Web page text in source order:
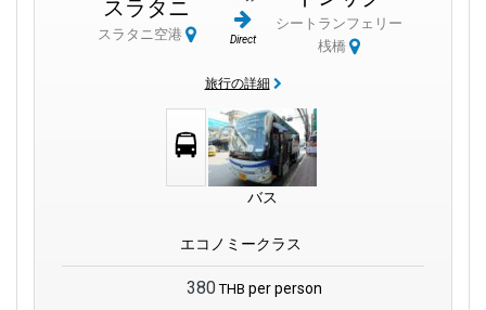
スラタニ
スラタニ空港 Direct
シートランフェリー
桟橋
旅行の詳細
バス
エコノミークラス
380 THB per person